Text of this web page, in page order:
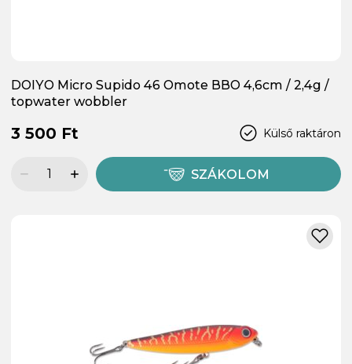
DOIYO Micro Supido 46 Omote BBO 4,6cm / 2,4g /
topwater wobbler
Külső raktáron
3 500 Ft
SZÁKOLOM